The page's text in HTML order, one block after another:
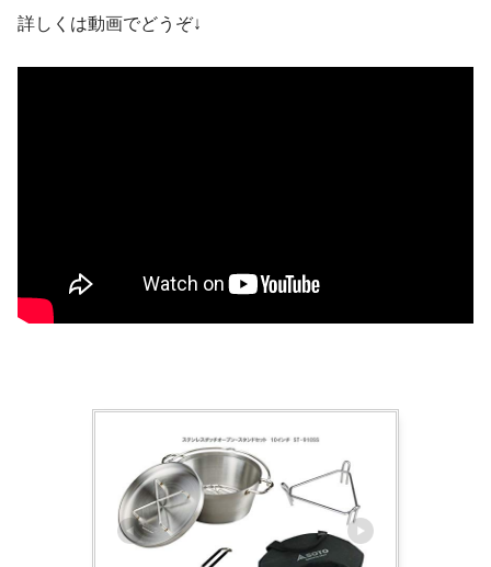
詳しくは動画でどうぞ↓